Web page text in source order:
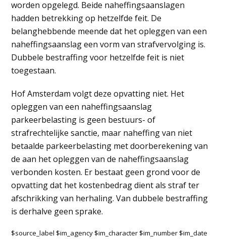
worden opgelegd. Beide naheffingsaanslagen
hadden betrekking op hetzelfde feit. De
belanghebbende meende dat het opleggen van een
naheffingsaanslag een vorm van strafvervolging is.
Dubbele bestraffing voor hetzelfde feit is niet
toegestaan.
Hof Amsterdam volgt deze opvatting niet. Het
opleggen van een naheffingsaanslag
parkeerbelasting is geen bestuurs- of
strafrechtelijke sanctie, maar naheffing van niet
betaalde parkeerbelasting met doorberekening van
de aan het opleggen van de naheffingsaanslag
verbonden kosten. Er bestaat geen grond voor de
opvatting dat het kostenbedrag dient als straf ter
afschrikking van herhaling. Van dubbele bestraffing
is derhalve geen sprake.
$source_label $im_agency $im_character $im_number $im_date